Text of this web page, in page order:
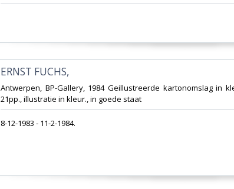
‎ERNST FUCHS,‎
‎Antwerpen, BP-Gallery, 1984 Geillustreerde kartonomslag in
21pp., illustratie in kleur., in goede staat‎
‎8-12-1983 - 11-2-1984.‎